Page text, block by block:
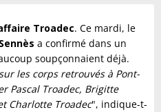
Troadec. Ce mardi, le
a confirmé dans un
soupçonnaient déjà.
les corps retrouvés à Pont-
Pascal Troadec, Brigitte
Charlotte Troadec", indique-t-